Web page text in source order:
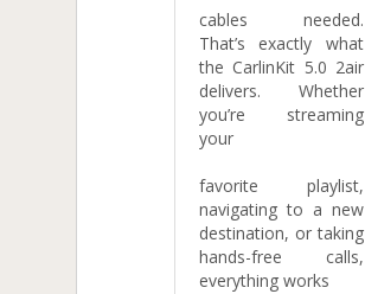
cables needed.
That’s exactly what
the CarlinKit 5.0 2air
delivers. Whether
you’re streaming
your
favorite playlist,
navigating to a new
destination, or taking
hands-free calls,
everything works